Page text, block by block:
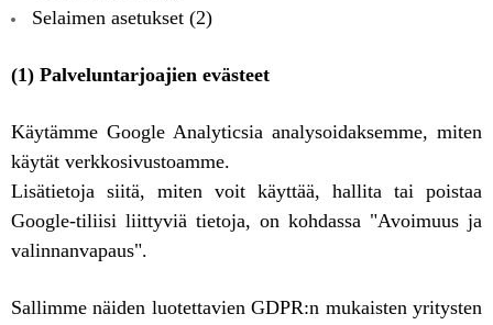
Selaimen asetukset (2)
(1) Palveluntarjoajien evästeet
Käytämme Google Analyticsia analysoidaksemme, miten
käytät verkkosivustoamme.
Lisätietoja siitä, miten voit käyttää, hallita tai poistaa
Google-tiliisi liittyviä tietoja, on kohdassa "Avoimuus ja
valinnanvapaus".
Sallimme näiden luotettavien GDPR:n mukaisten yritysten